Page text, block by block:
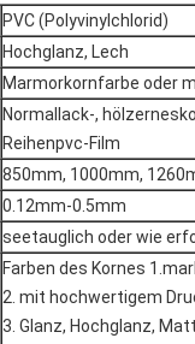
PVC (Polyvinylchlorid)
Hochglanz, Lech
Marmorkornfarbe oder
Normallack-,
Reihenpvc-Film
850mm, 1000mm,
0.12mm-0.5mm
seetauglich oder wie
Farben des Kornes
2. mit hochwertigem
3. Glanz, Hochglanz,